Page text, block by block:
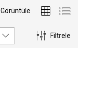
Görüntüle
Filtrele